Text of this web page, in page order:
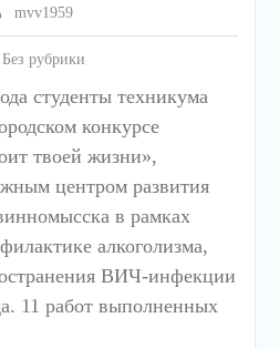
mvv1959
Без рубрики
студенты техникума
конкурсе
твоей жизни»,
центром развития
в рамках
алкоголизма,
ВИЧ-инфекции
11 работ выполненных